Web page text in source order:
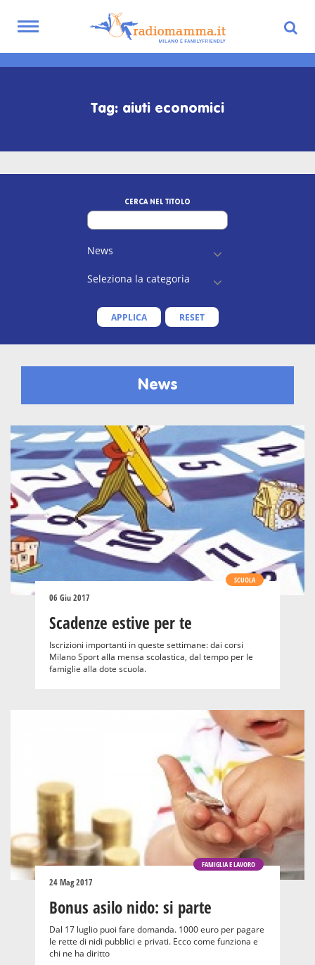
Toggle
Tag: aiuti economici
CERCA NEL TITOLO
APPLICA RESET
News
SCUOLA
06 Giu 2017
Scadenze estive per te
Iscrizioni importanti in queste settimane: dai corsi
Milano Sport alla mensa scolastica, dal tempo per le
famiglie alla dote scuola.
FAMIGLIA E LAVORO
24 Mag 2017
Bonus asilo nido: si parte
Dal 17 luglio puoi fare domanda. 1000 euro per pagare
le rette di nidi pubblici e privati. Ecco come funziona e
chi ne ha diritto